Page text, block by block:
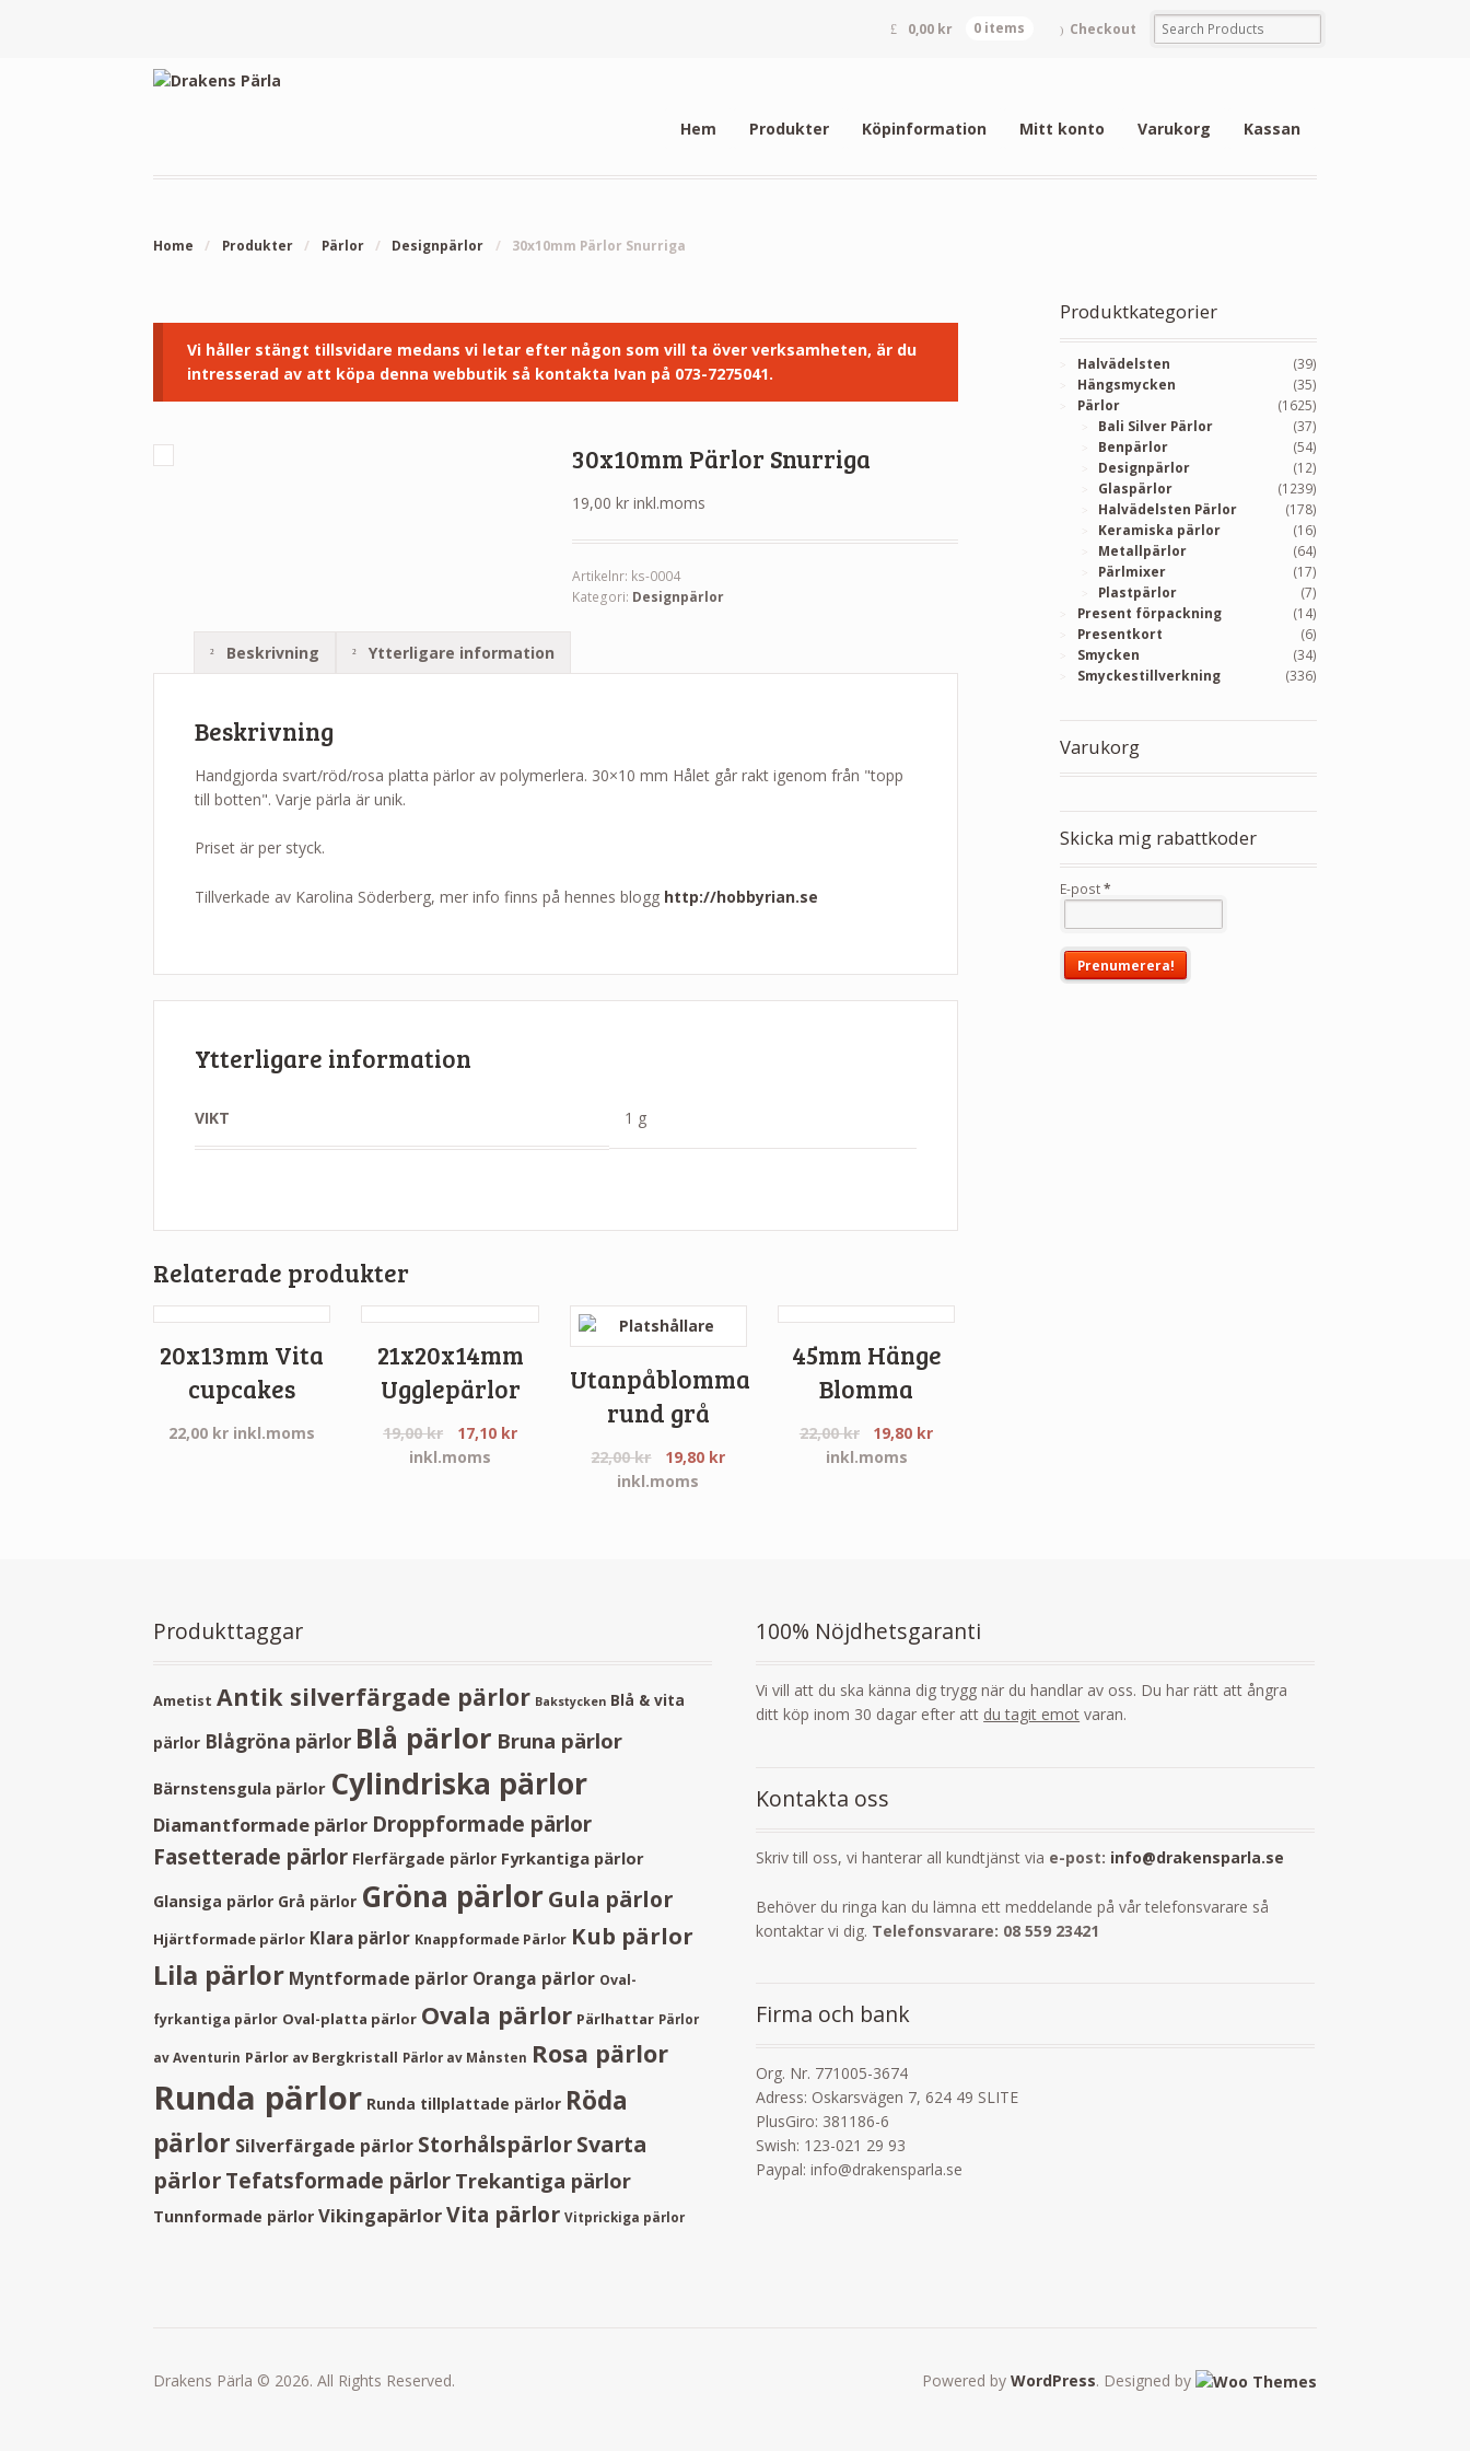
0,00 kr 0 items Checkout
Hem Produkter Köpinformation Mitt konto Varukorg Kassan
Home / Produkter / Pärlor / Designpärlor / 30x10mm Pärlor Snurriga
Vi håller stängt tillsvidare medans vi letar efter någon som vill ta över verksamheten, är du
intresserad av att köpa denna webbutik så kontakta Ivan på 073-7275041.
30x10mm Pärlor Snurriga
19,00 kr inkl.moms
Artikelnr: ks-0004
Kategori: Designpärlor
Beskrivning Ytterligare information
Beskrivning
Handgjorda svart/röd/rosa platta pärlor av polymerlera. 30×10 mm Hålet går rakt igenom från "topp
till botten". Varje pärla är unik.
Priset är per styck.
Tillverkade av Karolina Söderberg, mer info finns på hennes blogg http://hobbyrian.se
Ytterligare information
VIKT 1 g
Relaterade produkter
20x13mm Vita
cupcakes
22,00 kr inkl.moms
21x20x14mm
Ugglepärlor
19,00kr 17,10 kr
inkl.moms
Utanpåblomma
rund grå
22,00kr 19,80 kr
inkl.moms
45mm Hänge
Blomma
22,00kr 19,80 kr
inkl.moms
Produktkategorier
Halvädelsten
(39)
Hängsmycken
(35)
Pärlor
(1625)
Bali Silver Pärlor
(37)
Benpärlor
(54)
Designpärlor
(12)
Glaspärlor
(1239)
Halvädelsten Pärlor
(178)
Keramiska pärlor
(16)
Metallpärlor
(64)
Pärlmixer
(17)
Plastpärlor
(7)
Present förpackning
(14)
Presentkort
(6)
Smycken
(34)
Smyckestillverkning
(336)
Varukorg
Skicka mig rabattkoder
E-post*
Produkttaggar
Ametist Antik silverfärgade pärlor Bakstycken Blå & vita
pärlor Blågröna pärlor Blå pärlor Bruna pärlor
Bärnstensgula pärlor Cylindriska pärlor
Diamantformade pärlor Droppformade pärlor
Fasetterade pärlor Flerfärgade pärlor Fyrkantiga pärlor
Glansiga pärlor Grå pärlor Gröna pärlorGula pärlor
Hjärtformade pärlor Klara pärlor Knappformade Pärlor Kub pärlor
Lila pärlor Myntformade pärlor Oranga pärlor Oval-
fyrkantiga pärlor Oval-platta pärlor Ovala pärlor Pärlhattar Pärlor
av Aventurin Pärlor av Bergkristall Pärlor av Månsten Rosa pärlor
Runda pärlor Runda tillplattade pärlor Röda
pärlor Silverfärgade pärlor StorhålspärlorSvarta
pärlorTefatsformade pärlor Trekantiga pärlor
Tunnformade pärlor VikingapärlorVita pärlor Vitprickiga pärlor
100% Nöjdhetsgaranti
Vi vill att du ska känna dig trygg när du handlar av oss. Du har rätt att ångra
ditt köp inom 30 dagar efter att du tagit emot varan.
Kontakta oss
Skriv till oss, vi hanterar all kundtjänst via e-post: info@drakensparla.se
Behöver du ringa kan du lämna ett meddelande på vår telefonsvarare så
kontaktar vi dig. Telefonsvarare: 08 559 23421
Firma och bank
Org. Nr. 771005-3674
Adress: Oskarsvägen 7, 624 49 SLITE
PlusGiro: 381186-6
Swish: 123-021 29 93
Paypal: info@drakensparla.se
Drakens Pärla © 2026. All Rights Reserved. Powered by WordPress. Designed by